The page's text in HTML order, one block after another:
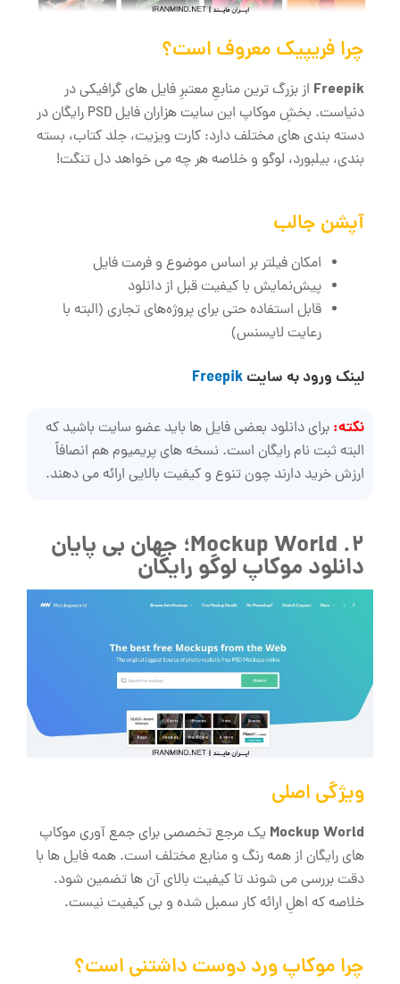
چرا فریپیک معروف است؟
Freepikاز بزرگ‌ ترین منابعِ معتبرِ فایل ‌های گرافیکی در
دنیاست. بخشِ موکاپ این سایت هزاران فایل PSD رایگان در
دسته‌ بندی‌ های مختلف دارد: کارت ویزیت، جلد کتاب، بسته‌
بندی، بیلبورد، لوگو و خلاصه هر چه می خواهد دل تنگت!
آپشن جالب
امکان فیلتر بر اساس موضوع و فرمت فایل
پیش‌نمایش با کیفیت قبل از دانلود
قابل استفاده حتی برای پروژه‌های تجاری (البته با
رعایت لایسنس)
لینک ورود به سایتFreepik
نکته:برای دانلود بعضی فایل ‌ها باید عضو سایت باشید که
البته ثبت نام رایگان است. نسخه ‌های پریمیوم هم انصافاً
ارزش خرید دارند چون تنوع و کیفیت بالایی ارائه می ‌دهند.
2. Mockup World؛ جهان بی پایان
دانلود موکاپ لوگو رایگان
ویژگی اصلی
Mockup Worldیک مرجع تخصصی برای جمع‌ آوری موکاپ
‌های رایگان از همه رنگ و منابع مختلف است. همه فایل‌ ها با
دقت بررسی می ‌شوند تا کیفیت بالای آن‌ ها تضمین شود.
خلاصه که اهلِ ارائه کار سمبل شده و بی کیفیت نیست.
چرا موکاپ ورد دوست داشتنی است؟